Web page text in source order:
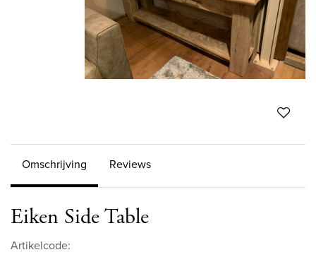
Omschrijving Reviews
Eiken Side Table
Artikelcode: